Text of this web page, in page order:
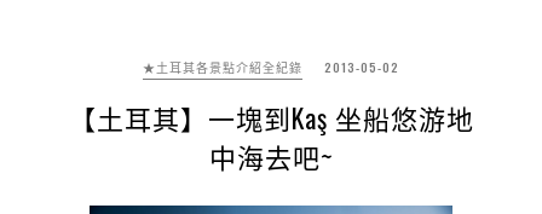
★土耳其各景點介紹全紀錄 2013-05-02
【土耳其】一塊到Kaş 坐船悠游地
中海去吧~